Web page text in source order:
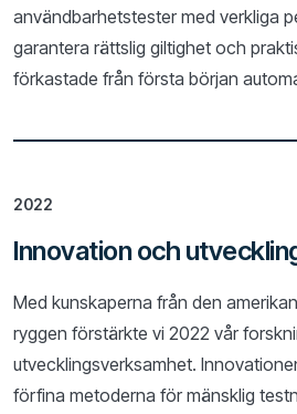
användbarhetstester med verkliga
garantera rättslig giltighet och
förkastade från första början
2022
Innovation och
Med kunskaperna från den
ryggen förstärkte vi 2022 vår
utvecklingsverksamhet.
förfina metoderna för mänsklig